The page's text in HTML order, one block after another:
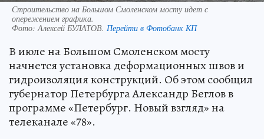
Строительство на Большом Смоленском мосту идет с
опережением графика.
Фото:Алексей БУЛАТОВ. Перейти в Фотобанк КП
В июле на Большом Смоленском мосту
начнется установка деформационных швов и
гидроизоляция конструкций. Об этом сообщил
губернатор Петербурга Александр Беглов в
программе «Петербург. Новый взгляд» на
телеканале «78».